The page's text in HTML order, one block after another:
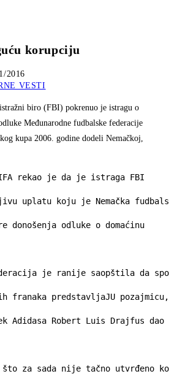
korupciju
2016
VESTI
biro (FBI) pokrenuo je istragu o
Međunarodne fudbalske federacije
kupa 2006. godine dodeli Nemačkoj,
rekao je da je istraga FBI
uplatu koju je Nemačka
odluke o domaćinu
je ranije saopštila da
franaka predstavljaJU
Adidasa Robert Luis Drajfus dao
što za sada nije tačno utvrđeno